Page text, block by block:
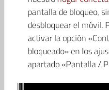
pantalla de bloqueo,
desbloquear el móvil.
activar la opción
bloqueado» en los
apartado «Pantalla /